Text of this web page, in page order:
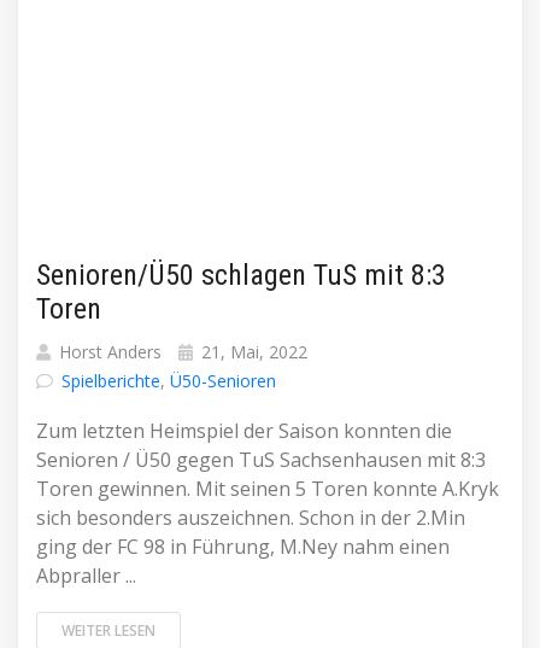
Senioren/Ü50 schlagen TuS mit 8:3
Toren
Horst Anders
21, Mai, 2022
Spielberichte, Ü50-Senioren
Zum letzten Heimspiel der Saison konnten die
Senioren / Ü50 gegen TuS Sachsenhausen mit 8:3
Toren gewinnen. Mit seinen 5 Toren konnte A.Kryk
sich besonders auszeichnen. Schon in der 2.Min
ging der FC 98 in Führung, M.Ney nahm einen
Abpraller ...
WEITER LESEN